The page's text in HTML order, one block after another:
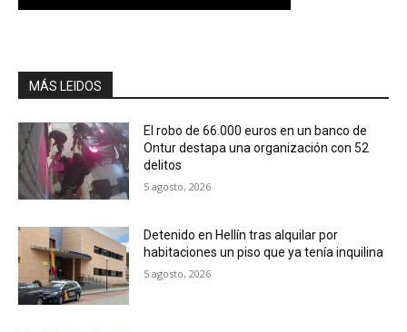
MÁS LEIDOS
El robo de 66.000 euros en un banco de
Ontur destapa una organización con 52
delitos
5 agosto, 2026
Detenido en Hellín tras alquilar por
habitaciones un piso que ya tenía inquilina
5 agosto, 2026